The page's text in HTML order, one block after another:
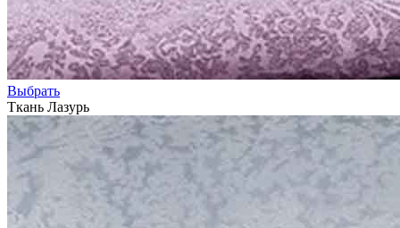
Выбрать
Ткань Лазурь